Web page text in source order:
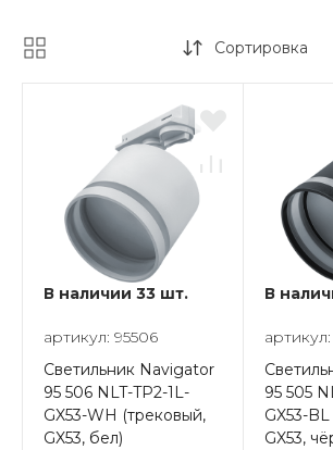
Сортировка
В наличии 33 шт.
артикул: 95506
Светильник Navigator
95 506 NLT-TP2-1L-
GX53-WH (трековый,
GX53, бел)
В
95 505
GX53-
GX53,